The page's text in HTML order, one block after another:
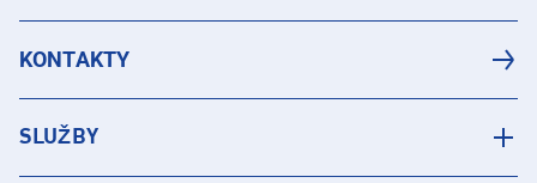
KONTAKTY
SLUŽBY